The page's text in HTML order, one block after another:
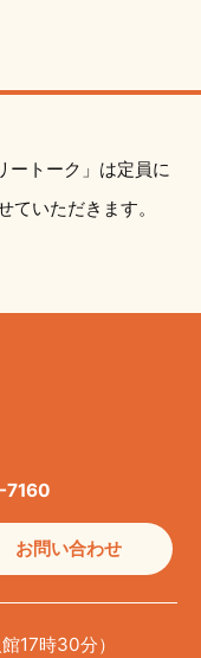
ートーク」は定員に
いただきます。
お問い合わせ
17時30分）